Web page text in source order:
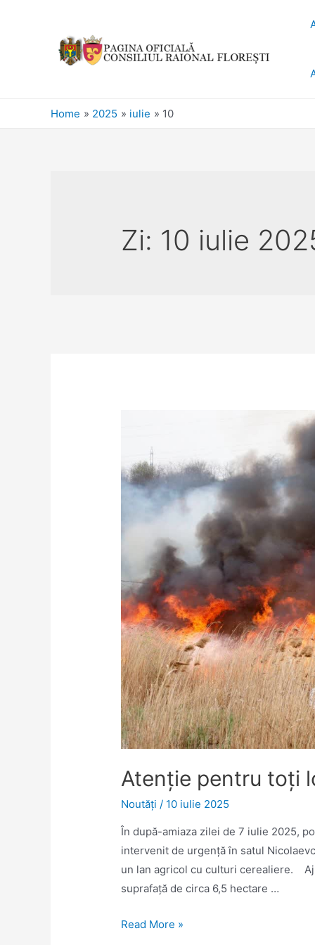
Home 2025 iulie 10
Zi: 10 iulie
Atenție pentru toți
Noutăţi / 10 iulie 2025
În după-amiaza zilei de 7 iulie 2025,
intervenit de urgență în satul
un lan agricol cu culturi cerealiere.
suprafață de circa 6,5 hectare …
Atenție
Read More »